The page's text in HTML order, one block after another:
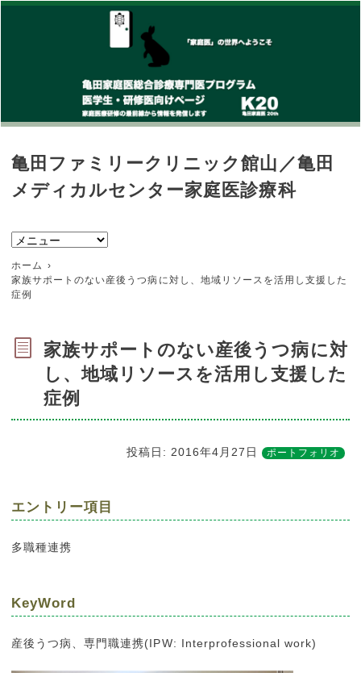
亀田ファミリークリニック館山／亀田
メディカルセンター家庭医診療科
ホーム
家族サポートのない産後うつ病に対し、地域リソースを活用し支援した
症例
家族サポートのない産後うつ病に対
し、地域リソースを活用し支援した
症例
投稿日: 2016年4月27日 ポートフォリオ
エントリー項目
多職種連携
KeyWord
産後うつ病、専門職連携(IPW: Interprofessional work)